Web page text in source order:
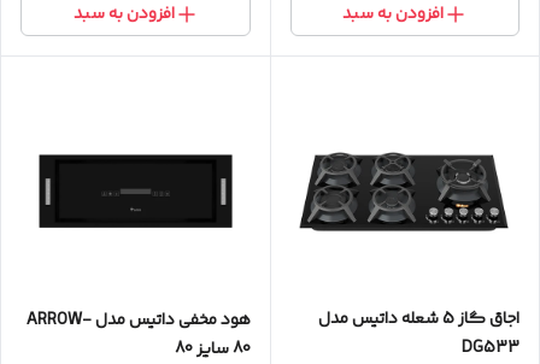
افزودن به سبد افزودن به سبد
اجاق گاز 5 شعله داتیس مدل
DG533
هود مخفی داتیس مدل ARROW-
80 سایز 80